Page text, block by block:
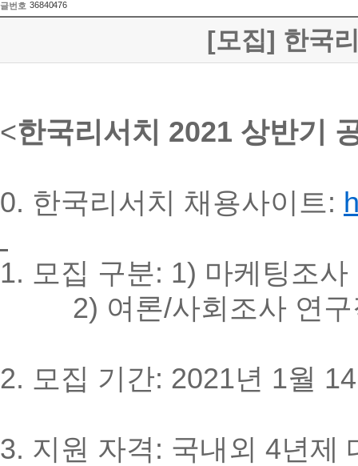
글번호 36840476
[모집] 한국
<한국리서치 2021 상반기
0. 한국리서치 채용사이트:
1. 모집 구분: 1) 마케팅조
2) 여론/사회조사 연
2. 모집 기간: 2021년 1월
3. 지원 자격: 국내외 4년제